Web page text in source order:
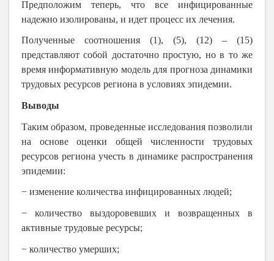
Предположим теперь, что все инфицированные
надежно изолированы, и идет процесс их лечения.
Полученные соотношения (1), (5), (12) – (15)
представляют собой достаточно простую, но в то же
время информативную модель для прогноза динамики
трудовых ресурсов региона в условиях эпидемии.
Выводы
Таким образом, проведенные исследования позволили
на основе оценки общей
численности трудовых
ресурсов региона учесть в динамике распространения
эпидемии:
− изменение количества инфицированных людей;
− количество выздоровевших и возвращенных в
активные трудовые ресурсы;
− количество умерших;